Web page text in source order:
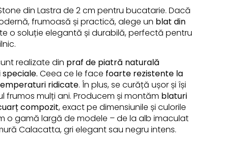
din Lastra de 2 cm
Blaturi Din
din Lastra de 2 cm pentru bucatarie. Dacă
frumoasă și practică, alege un blat din
o soluție elegantă și durabilă, perfectă pentru
realizate din praf de piatră naturală
Ceea ce le face foarte rezistente la
ridicate. În plus, se curăță ușor și își
frumos mulți ani. Producem și montăm blaturi
compozit, exact pe dimensiunile și culorile
o gamă largă de modele – de la alb imaculat
Calacatta, gri elegant sau negru intens.